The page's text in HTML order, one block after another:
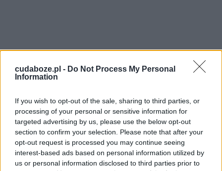
cudaboze.pl - Do Not Process My Personal
Information
If you wish to opt-out of the sale, sharing to third parties, or
processing of your personal or sensitive information for
targeted advertising by us, please use the below opt-out
section to confirm your selection. Please note that after your
opt-out request is processed you may continue seeing
interest-based ads based on personal information utilized by
us or personal information disclosed to third parties prior to